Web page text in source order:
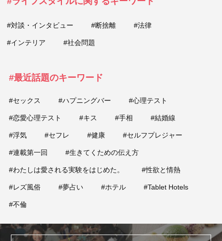
#対談・インタビュー #断捨離 #法律
#インテリア #社会問題
#最近話題のキーワード
#セックス #ハプニングバー #心理テスト
#恋愛心理テスト #キス #手相 #結婚線
#浮気 #セフレ #健康 #セルフプレジャー
#連載第一回 #生きてくための伝え方
#わたしは愛される実験をはじめた。 #性欲と情熱
#レズ風俗 #夢占い #ホテル #Tablet Hotels
#不倫